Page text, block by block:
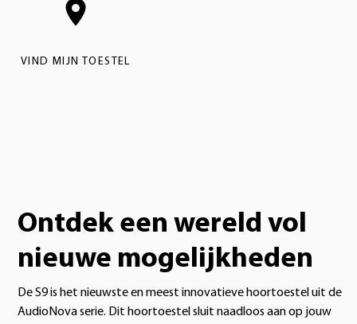
VIND MIJN TOESTEL
Ontdek een wereld vol
nieuwe mogelijkheden
De S9 is het nieuwste en meest innovatieve hoortoestel uit de
AudioNova serie. Dit hoortoestel sluit naadloos aan op jouw